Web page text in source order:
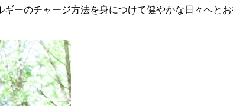
ーのチャージ方法を身につけて健やかな日々へとお